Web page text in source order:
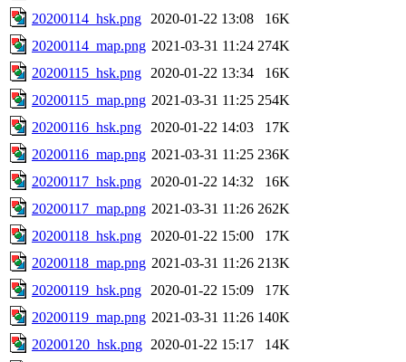
20200114_hsk.png
2020-01-22 13:08
16K
20200114_map.png 2021-03-31 11:24 274K
20200115_hsk.png
2020-01-22 13:34
16K
20200115_map.png 2021-03-31 11:25 254K
20200116_hsk.png
2020-01-22 14:03
17K
20200116_map.png 2021-03-31 11:25 236K
20200117_hsk.png
2020-01-22 14:32
16K
20200117_map.png 2021-03-31 11:26 262K
20200118_hsk.png
2020-01-22 15:00
17K
20200118_map.png 2021-03-31 11:26 213K
20200119_hsk.png
2020-01-22 15:09
17K
20200119_map.png 2021-03-31 11:26 140K
20200120_hsk.png 2020-01-22 15:17
14K